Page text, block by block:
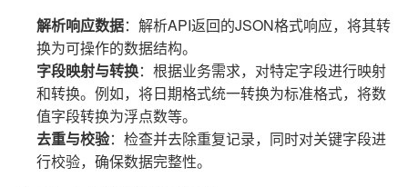
解析响应数据：解析API返回的JSON格式响应，将其转
换为可操作的数据结构。
字段映射与转换：根据业务需求，对特定字段进行映射
和转换。例如，将日期格式统一转换为标准格式，将数
值字段转换为浮点数等。
去重与校验：检查并去除重复记录，同时对关键字段进
行校验，确保数据完整性。